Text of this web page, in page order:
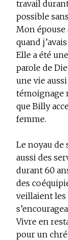
travail
possible
Mon épouse
quand
Elle a été
parole de
une vie
témoignage
que Billy
femme.
Le noyau de
aussi des
durant 60
des
veillaient les
Vivre en
pour un